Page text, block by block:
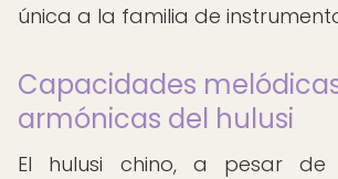
única a la familia de
Capacidades
armónicas del hulusi
El hulusi chino, a pesar de